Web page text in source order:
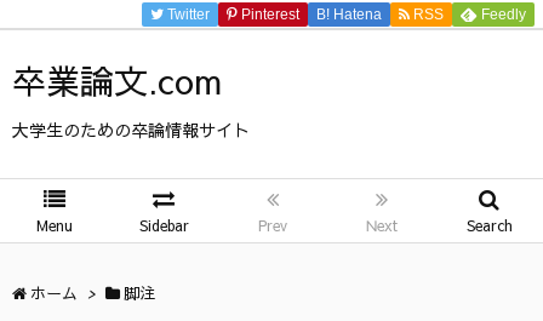
卒業論文.com
大学生のための卒論情報サイト
Menu Sidebar Prev Next Search
Twitter Pinterest B! Hatena RSS Feedly
ホーム > 脚注